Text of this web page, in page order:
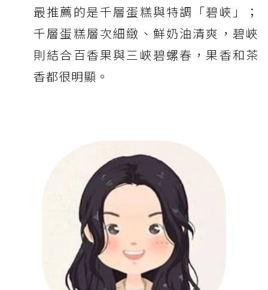
最推薦的是千層蛋糕與特調「碧峽」；
千層蛋糕層次細緻、鮮奶油清爽，碧峽
則結合百香果與三峽碧螺春，果香和茶
香都很明顯。